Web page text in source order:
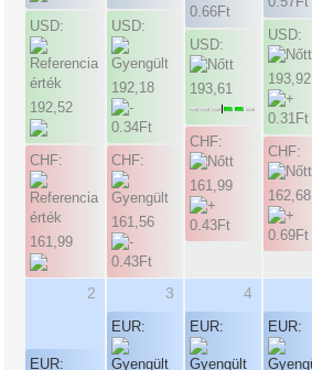
USD:
192,52
CHF:
161,99
USD:
192,18
CHF:
161,56
USD:
193,61
CHF:
161,99
USD:
193,92
CHF:
162,68
2
EUR:
3
EUR:
4
EUR: EUR: